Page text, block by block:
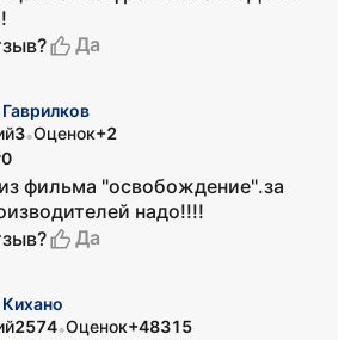
Да
3•Оценок+2
0
фильма "освобождение".за
надо!!!!
Да
2574•Оценок+48315